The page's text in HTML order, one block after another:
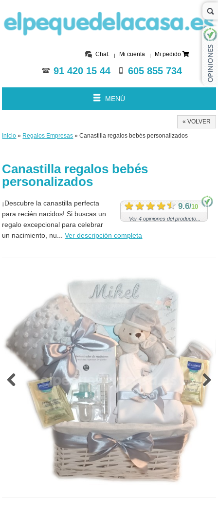
Chat: Mi cuenta Mi pedido
91 420 15 44 605 855 734
MENÚ
« VOLVER
Inicio » Regalos Empresas » Canastilla regalos bebés personalizados
Canastilla regalos bebés
personalizados
9.6/10
Ver 4 opiniones del producto...
¡Descubre la canastilla perfecta
para recién nacidos! Si buscas un
regalo excepcional para celebrar
un nacimiento, nu...
Ver descripción completa
Previous Next